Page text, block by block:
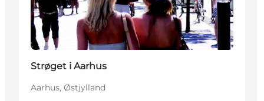
Strøget i Aarhus
Aarhus, Østjylland